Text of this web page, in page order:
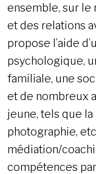
ensemble, sur
et des relations
propose l’aide
psychologique,
familiale, une
et de nombreux
jeune, tels que
photographie,
médiation/
compétences